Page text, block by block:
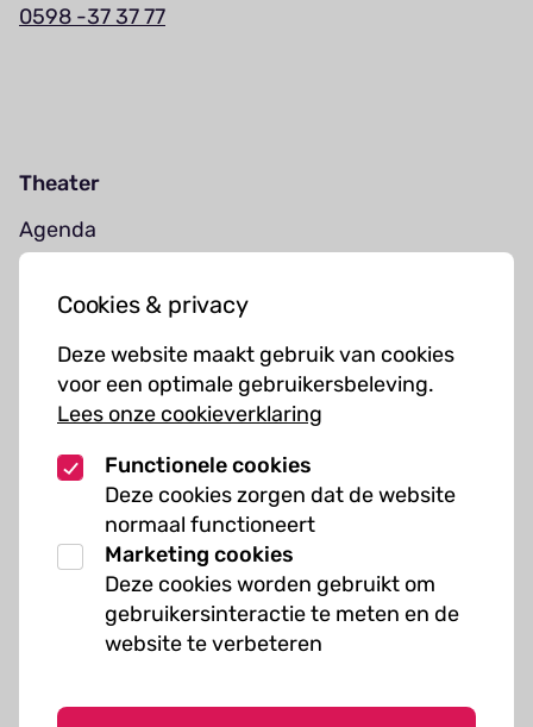
Cookies & privacy
Deze website maakt gebruik van cookies
voor een optimale gebruikersbeleving.
Lees onze cookieverklaring
Functionele cookies
Deze cookies zorgen dat de website
normaal functioneert
Marketing cookies
Deze cookies worden gebruikt om
gebruikersinteractie te meten en de
website te verbeteren
0598 -37 37 77
Theater
Agenda
Muziekcursussen
Kunst cursussen
Over ons
Organisatie
Werken bij Kielzog
Veelgestelde vragen